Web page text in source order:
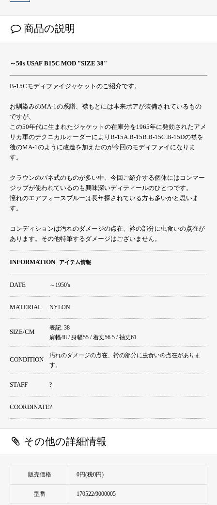
商品の説明
～50s USAF B15C MOD "SIZE 38"
B-15Cモディファイジャケットのご紹介です。
お馴染みのMA-1の系譜、襟もとには本来ボアが装備されているもの
ですが、
この50年代に生まれたジャケットの在庫分を1965年に発効されたアメ
リカ軍のテクニカルオーダーによりB-15A.B-15B.B-15C.B-15Dの襟を
後のMA-1のように改造を加えたのが今回のモディファイになりま
す。
クラウンのバネ式のものが多い中、今回ご紹介する個体にはコンマー
ジップが使われているのも興味深いディティールのひとつです。
憧れのエアフォースブルーは長年探されている方も多いかと思いま
す。
コンディションは汚れのダメージの点在、衿の部分に虫食いの点在が
あります。その他特筆するダメージはございません。
INFORMATION アイテム情報
DATE ～1950's
MATERIAL NYLON
SIZE/CM
表記: 38
肩幅48 / 身幅55 / 着丈56.5 / 袖丈61
CONDITION
汚れのダメージの点在、衿の部分に虫食いの点在がありま
す。
STAFF ?
COORDINATE?
その他の詳細情報
販売価格 0円(税0円)
型番 170522/9000005